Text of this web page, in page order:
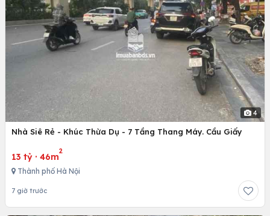
4
Nhà Siê Rẻ - Khúc Thừa Dụ - 7 Tầng Thang Máy. Cầu Giấy
13 tỷ · 46m
2
Thành phố Hà Nội
7 giờ trước